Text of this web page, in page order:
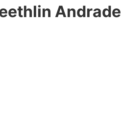
Andrade